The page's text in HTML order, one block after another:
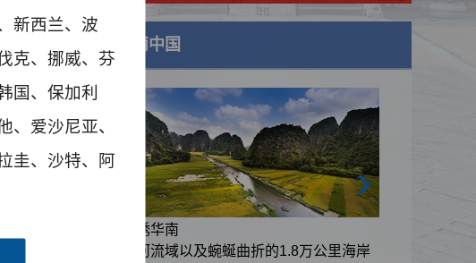
美丽中国
的1.8万公里海岸
锦绣华南
黄河流域以及蜿蜒曲折的1.8万公里海岸
新西兰、波
克、挪威、芬
国、保加利
、爱沙尼亚、
圭、沙特、阿